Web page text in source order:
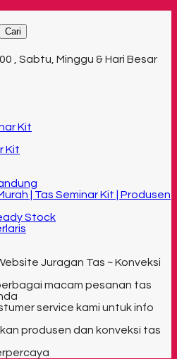
Cari
, Sabtu, Minggu & Hari Besar
Kit
Kit
| Tas Seminar Kit | Produsen
Stock
Juragan Tas ~ Konveksi
macam pesanan tas
service kami untuk info
produsen dan konveksi tas